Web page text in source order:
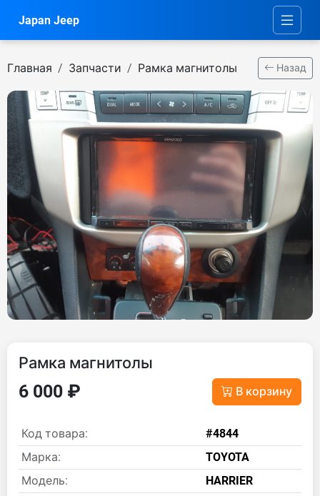
Japan Jeep
Главная Запчасти Рамка магнитолы Назад
Рамка магнитолы
6 000 ₽ В корзину
Код товара:
#4844
Марка:
TOYOTA
Модель:
HARRIER